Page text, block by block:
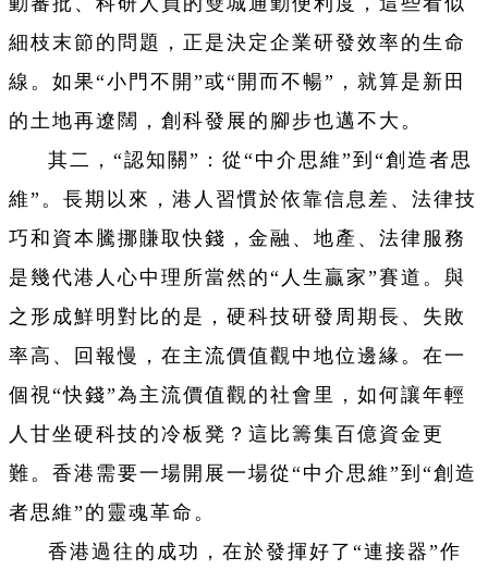
細枝末節的問題，正是決定企業研發效率的生命
線。如果“小門不開”或“開而不暢”，就算是新田
的土地再遼闊，創科發展的腳步也邁不大。
其二，“認知關”：從“中介思維”到“創造者思
維”。長期以來，港人習慣於依靠信息差、法律技
巧和資本騰挪賺取快錢，金融、地產、法律服務
是幾代港人心中理所當然的“人生贏家”賽道。與
之形成鮮明對比的是，硬科技研發周期長、失敗
率高、回報慢，在主流價值觀中地位邊緣。在一
個視“快錢”為主流價值觀的社會里，如何讓年輕
人甘坐硬科技的冷板凳？這比籌集百億資金更
難。香港需要一場開展一場從“中介思維”到“創造
者思維”的靈魂革命。
香港過往的成功，在於發揮好了“連接器”作